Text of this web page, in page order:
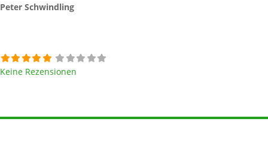
Peter Schwindling
Keine Rezensionen